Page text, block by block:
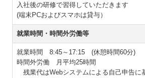
入社後の研修で習得していただきます
(端末PCおよびスマホは貸与）
就業時間・時間外労働等
就業時間 8:45～17:15 (休憩時間60分)
時間外労働 月平均25時間
残業代はWebシステムによる自己申告に